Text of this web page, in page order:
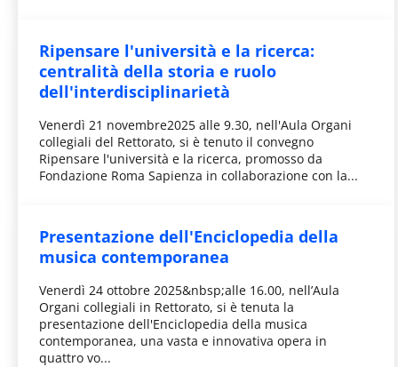
Ripensare l'università e la ricerca:
centralità della storia e ruolo
dell'interdisciplinarietà
Venerdì 21 novembre2025 alle 9.30, nell'Aula Organi
collegiali del Rettorato, si è tenuto il convegno
Ripensare l'università e la ricerca, promosso da
Fondazione Roma Sapienza in collaborazione con la...
Presentazione dell'Enciclopedia della
musica contemporanea
Venerdì 24 ottobre 2025&nbsp;alle 16.00, nell’Aula
Organi collegiali in Rettorato, si è tenuta la
presentazione dell'Enciclopedia della musica
contemporanea, una vasta e innovativa opera in
quattro vo...